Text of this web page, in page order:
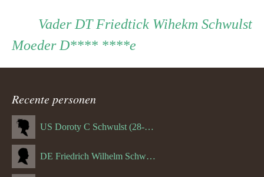
Persoon
ouder
navigatie
Vader Vader
DT Friedtick Wihekm Schwulst
Moeder Moeder
D**** ****e
Recente personen
US Doroty C Schwulst (28-12-1919)
DE Friedrich Wilhelm Schwulst